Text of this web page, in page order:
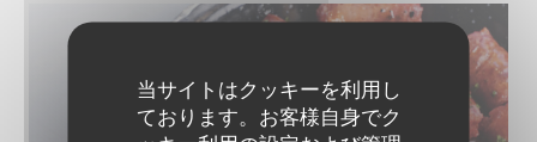
当サイトはクッキーを利用し
ております。お客様自身でク